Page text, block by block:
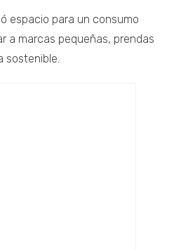
espacio para un consumo
a marcas pequeñas, prendas
sostenible.